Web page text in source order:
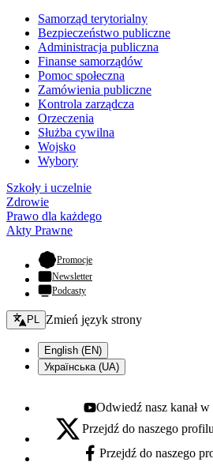
Samorząd terytorialny
Bezpieczeństwo publiczne
Administracja publiczna
Finanse samorządów
Pomoc społeczna
Zamówienia publiczne
Kontrola zarządcza
Orzeczenia
Służba cywilna
Wojsko
Wybory
Szkoły i uczelnie
Zdrowie
Prawo dla każdego
Akty Prawne
Promocje- otwiera się w nowej karcie
Newsletter
Podcasty
Zmień język - bieżący:
PL Zmień język strony
English (EN)
Українська (UA)
Youtube - otwiera się w nowej
Odwiedź nasz kanał
X - otwiera się w nowej karcie
Przejdź do naszego
Facebook - otwiera się w nowej
Przejdź do naszego